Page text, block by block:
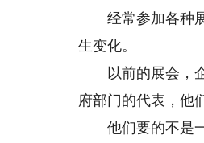
经常参加各种展
生变化。
以前的展会，企
府部门的代表，他
他们要的不是一